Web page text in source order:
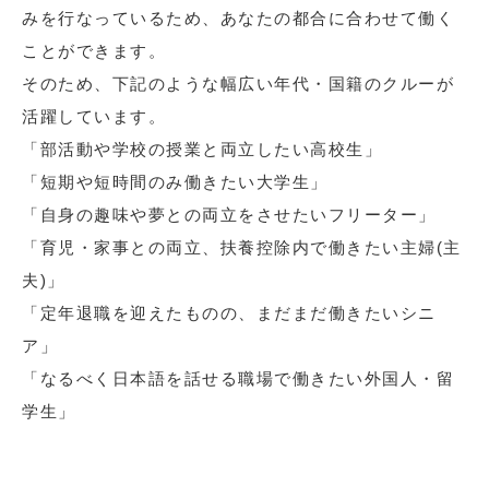
みを行なっているため、あなたの都合に合わせて働く
ことができます。
そのため、下記のような幅広い年代・国籍のクルーが
活躍しています。
「部活動や学校の授業と両立したい高校生」
「短期や短時間のみ働きたい大学生」
「自身の趣味や夢との両立をさせたいフリーター」
「育児・家事との両立、扶養控除内で働きたい主婦(主
夫)」
「定年退職を迎えたものの、まだまだ働きたいシニ
ア」
「なるべく日本語を話せる職場で働きたい外国人・留
学生」